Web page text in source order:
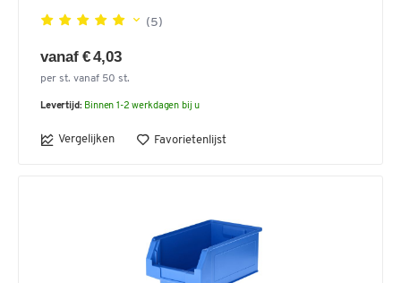
(5)
vanaf € 4,03
per st. vanaf 50 st.
Levertijd: Binnen 1-2 werkdagen bij u
Vergelijken Favorietenlijst